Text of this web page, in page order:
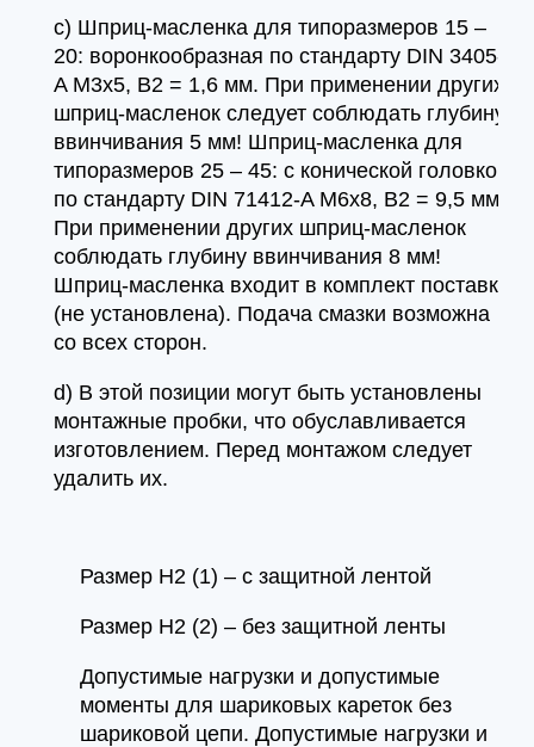
c) Шприц-масленка для типоразмеров 15 –
20: воронкообразная по стандарту DIN 3405-
A M3x5, B2 = 1,6 мм. При применении других
шприц-масленок следует соблюдать глубину
ввинчивания 5 мм! Шприц-масленка для
типоразмеров 25 – 45: с конической головкой
по стандарту DIN 71412-A M6x8, B2 = 9,5 мм
При применении других шприц-масленок
соблюдать глубину ввинчивания 8 мм!
Шприц-масленка входит в комплект поставки
(не установлена). Подача смазки возможна
со всех сторон.
d) В этой позиции могут быть установлены
монтажные пробки, что обуславливается
изготовлением. Перед монтажом следует
удалить их.
Размер H2 (1) – с защитной лентой
Размер H2 (2) – без защитной ленты
Допустимые нагрузки и допустимые
моменты для шариковых кареток без
шариковой цепи. Допустимые нагрузки и